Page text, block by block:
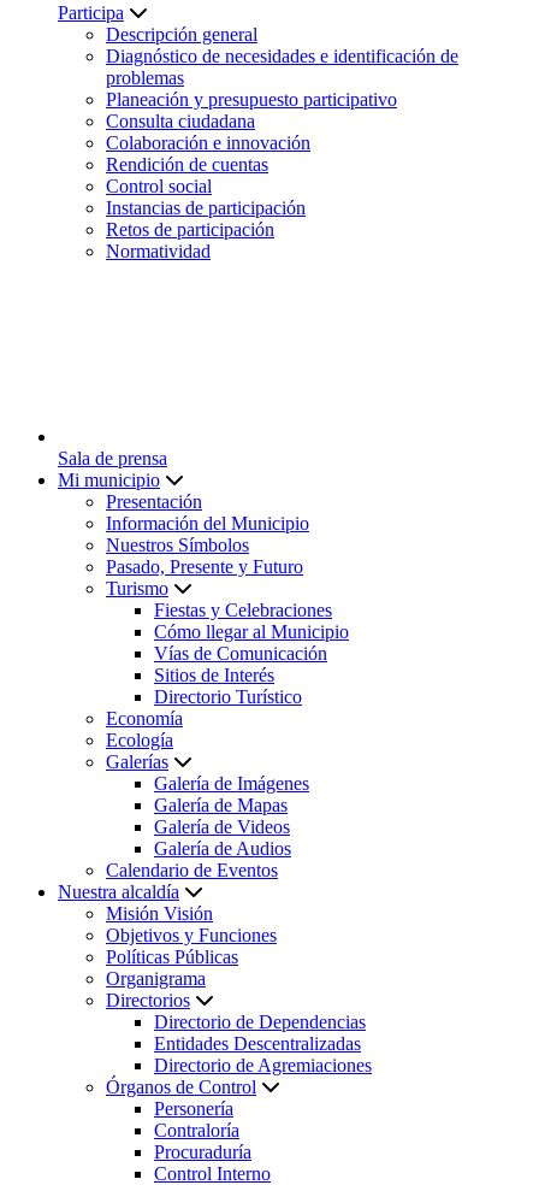
Participa
Descripción general
Diagnóstico de necesidades e identificación de
problemas
Planeación y presupuesto participativo
Consulta ciudadana
Colaboración e innovación
Rendición de cuentas
Control social
Instancias de participación
Retos de participación
Normatividad
Sala de prensa
Mi municipio
Presentación
Información del Municipio
Nuestros Símbolos
Pasado, Presente y Futuro
Turismo
Fiestas y Celebraciones
Cómo llegar al Municipio
Vías de Comunicación
Sitios de Interés
Directorio Turístico
Economía
Ecología
Galerías
Galería de Imágenes
Galería de Mapas
Galería de Videos
Galería de Audios
Calendario de Eventos
Nuestra alcaldía
Misión Visión
Objetivos y Funciones
Políticas Públicas
Organigrama
Directorios
Directorio de Dependencias
Entidades Descentralizadas
Directorio de Agremiaciones
Órganos de Control
Personería
Contraloría
Procuraduría
Control Interno